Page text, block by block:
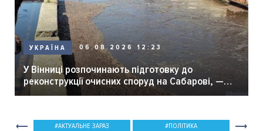
УКРАЇНА 06.08.2026 12:23
У Вінниці розпочинають підготовку до
реконструкції очисних споруд на Сабарові, —
мер Вінниці.
АКТУАЛЬНЕ ЗАРАЗ ПОЛІТИКА